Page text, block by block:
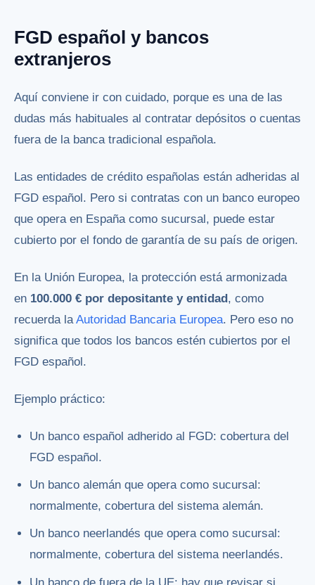
FGD español y bancos
extranjeros
Aquí conviene ir con cuidado, porque es una de las
dudas más habituales al contratar depósitos o cuentas
fuera de la banca tradicional española.
Las entidades de crédito españolas están adheridas al
FGD español. Pero si contratas con un banco europeo
que opera en España como sucursal, puede estar
cubierto por el fondo de garantía de su país de origen.
En la Unión Europea, la protección está armonizada
en 100.000 € por depositante y entidad, como
recuerda la Autoridad Bancaria Europea. Pero eso no
significa que todos los bancos estén cubiertos por el
FGD español.
Ejemplo práctico:
Un banco español adherido al FGD: cobertura del
FGD español.
Un banco alemán que opera como sucursal:
normalmente, cobertura del sistema alemán.
Un banco neerlandés que opera como sucursal:
normalmente, cobertura del sistema neerlandés.
Un banco de fuera de la UE: hay que revisar si